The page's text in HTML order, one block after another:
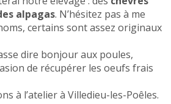
alpagas. N’hésitez pas à me
certains sont assez originaux
dire bonjour aux poules,
de récupérer les oeufs frais
à l’atelier à Villedieu-les-Poêles.